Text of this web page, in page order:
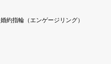
婚約指輪（エンゲージリング）